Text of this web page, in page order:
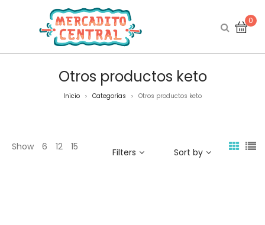
0
Otros productos keto
Inicio > Categorías > Otros productos keto
Show 6 12 15 Filters Sort by